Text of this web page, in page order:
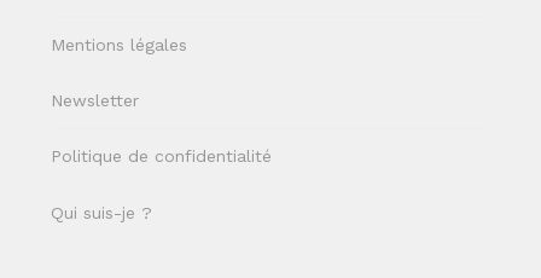
Mentions légales
Newsletter
Politique de confidentialité
Qui suis-je ?